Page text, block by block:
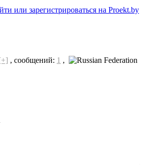
или зарегистрироваться на Proekt.by
, сообщений: 1 ,